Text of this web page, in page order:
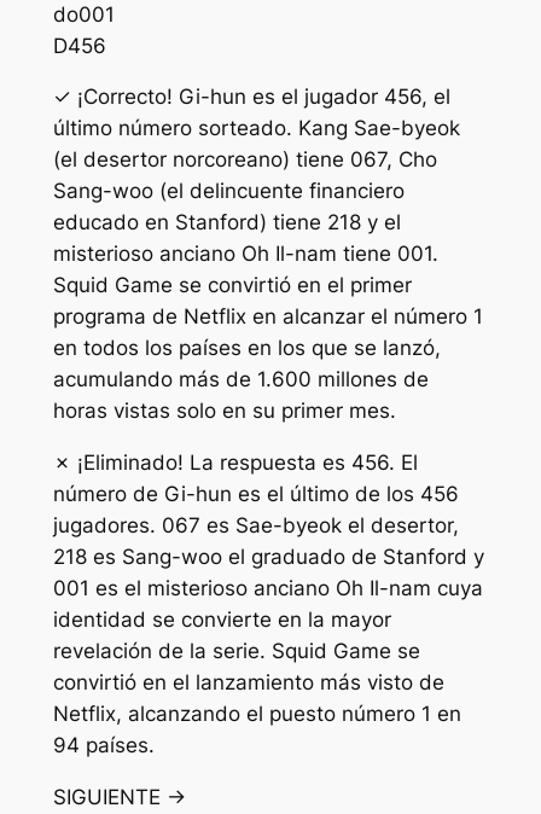
do001
D456
✓ ¡Correcto! Gi-hun es el jugador 456, el
último número sorteado. Kang Sae-byeok
(el desertor norcoreano) tiene 067, Cho
Sang-woo (el delincuente financiero
educado en Stanford) tiene 218 y el
misterioso anciano Oh Il-nam tiene 001.
Squid Game se convirtió en el primer
programa de Netflix en alcanzar el número 1
en todos los países en los que se lanzó,
acumulando más de 1.600 millones de
horas vistas solo en su primer mes.
✗ ¡Eliminado! La respuesta es 456. El
número de Gi-hun es el último de los 456
jugadores. 067 es Sae-byeok el desertor,
218 es Sang-woo el graduado de Stanford y
001 es el misterioso anciano Oh Il-nam cuya
identidad se convierte en la mayor
revelación de la serie. Squid Game se
convirtió en el lanzamiento más visto de
Netflix, alcanzando el puesto número 1 en
94 países.
SIGUIENTE →